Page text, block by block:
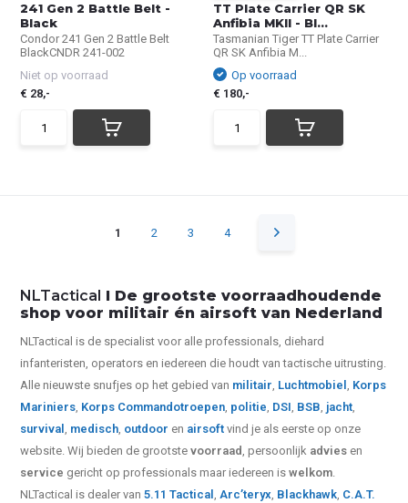
241 Gen 2 Battle Belt -
Black
Condor 241 Gen 2 Battle Belt
BlackCNDR 241-002
Niet op voorraad
€ 28,-
TT Plate Carrier QR SK
Anfibia MKII - Bl...
Tasmanian Tiger TT Plate Carrier
QR SK Anfibia M...
Op voorraad
€ 180,-
1 2 3 4
NLTactical I De grootste voorraadhoudende
shop voor militair én airsoft van Nederland
NLTactical is de specialist voor alleprofessionals, diehard
infanteristen, operators en iedereen die houdt van tactische uitrusting.
Alle nieuwste snufjes op het gebied van militair, Luchtmobiel, Korps
Mariniers, Korps Commandotroepen, politie, DSI, BSB, jacht,
survival, medisch, outdoor en airsoft vind je als eerste op onze
website.Wij bieden de grootstevoorraad, persoonlijk advies en
service gericht op professionals maar iedereen iswelkom.
NLTactical is dealer van5.11 Tactical,Arc’teryx, Blackhawk, C.A.T.